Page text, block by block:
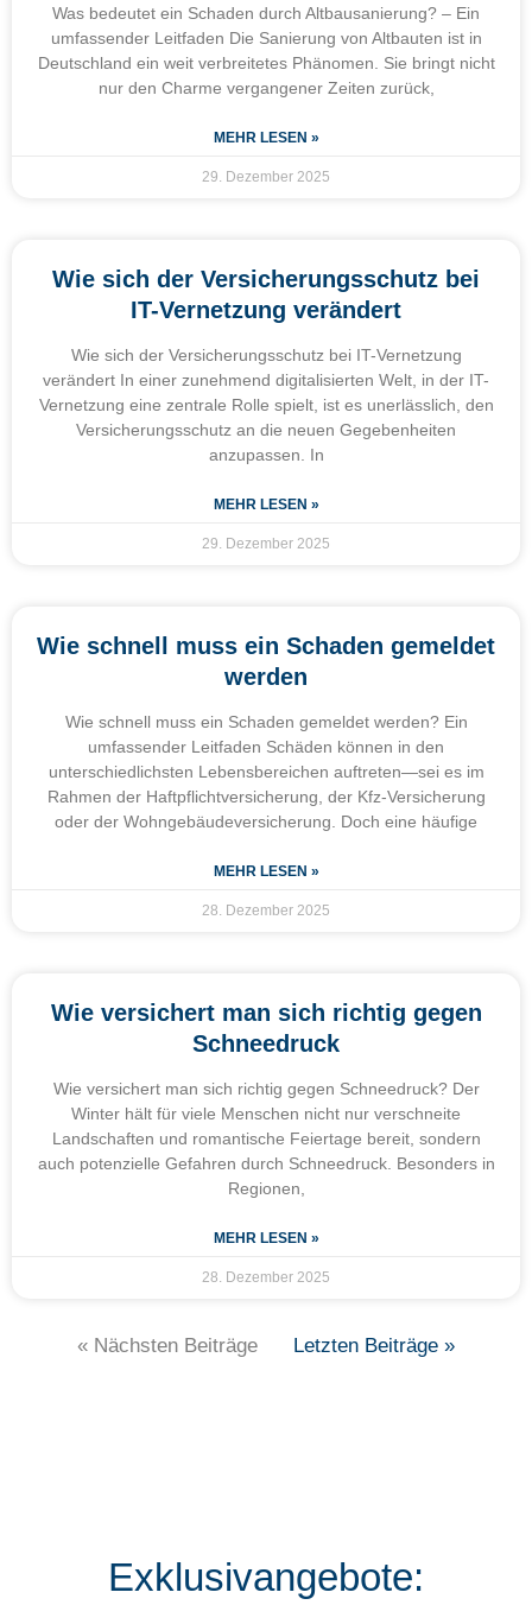
Was bedeutet ein Schaden durch Altbausanierung? – Ein
umfassender Leitfaden Die Sanierung von Altbauten ist in
Deutschland ein weit verbreitetes Phänomen. Sie bringt nicht
nur den Charme vergangener Zeiten zurück,
MEHR LESEN »
29. Dezember 2025
Wie sich der Versicherungsschutz bei
IT-Vernetzung verändert
Wie sich der Versicherungsschutz bei IT-Vernetzung
verändert In einer zunehmend digitalisierten Welt, in der IT-
Vernetzung eine zentrale Rolle spielt, ist es unerlässlich, den
Versicherungsschutz an die neuen Gegebenheiten
anzupassen. In
MEHR LESEN »
29. Dezember 2025
Wie schnell muss ein Schaden gemeldet
werden
Wie schnell muss ein Schaden gemeldet werden? Ein
umfassender Leitfaden Schäden können in den
unterschiedlichsten Lebensbereichen auftreten—sei es im
Rahmen der Haftpflichtversicherung, der Kfz-Versicherung
oder der Wohngebäudeversicherung. Doch eine häufige
MEHR LESEN »
28. Dezember 2025
Wie versichert man sich richtig gegen
Schneedruck
Wie versichert man sich richtig gegen Schneedruck? Der
Winter hält für viele Menschen nicht nur verschneite
Landschaften und romantische Feiertage bereit, sondern
auch potenzielle Gefahren durch Schneedruck. Besonders in
Regionen,
MEHR LESEN »
28. Dezember 2025
« Nächsten Beiträge Letzten Beiträge »
Exklusivangebote: